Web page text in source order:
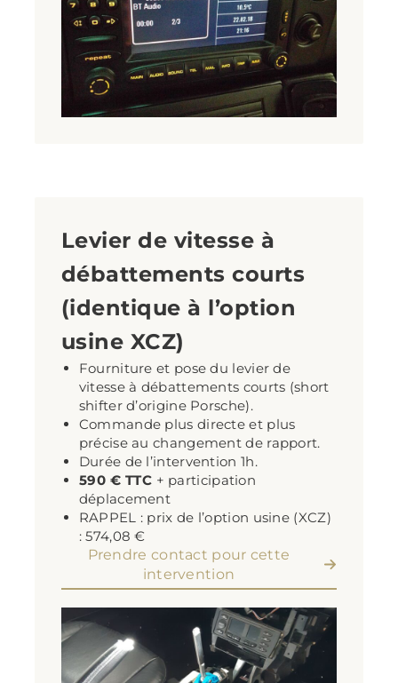
Levier de vitesse à
débattements courts
(identique à l’option
usine XCZ)
Fourniture et pose du levier de
vitesse à débattements courts (short
shifter d’origine Porsche).
Commande plus directe et plus
précise au changement de rapport.
Durée de l’intervention 1h.
590 € TTC + participation
déplacement
RAPPEL : prix de l’option usine (XCZ)
: 574,08 €
Prendre contact pour cette
intervention